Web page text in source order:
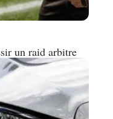
un raid arbitre